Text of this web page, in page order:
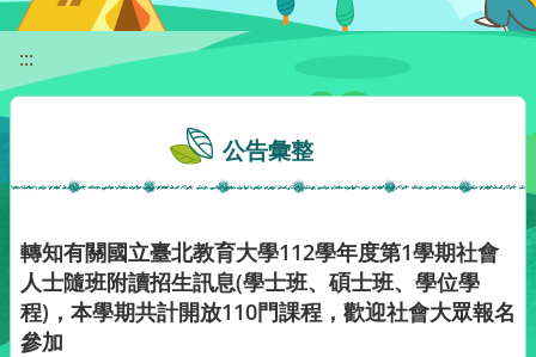
:::
公告彙整
轉知有關國立臺北教育大學112學年度第1學期社會
人士隨班附讀招生訊息(學士班、碩士班、學位學
程)，本學期共計開放110門課程，歡迎社會大眾報名
參加